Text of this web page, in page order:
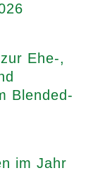
Ehe-,
Blended-
im Jahr